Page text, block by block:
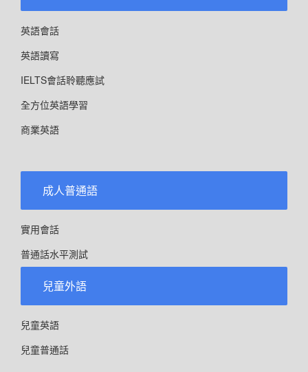
英語會話
英語讀寫
IELTS會話聆聽應試
全方位英語學習
商業英語
成人普通語
實用會話
普通話水平測試
兒童外語
兒童英語
兒童普通話